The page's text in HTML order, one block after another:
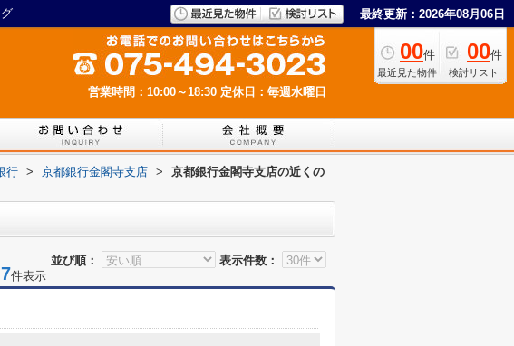
最終更新：2026年08月06日
00件
最近見た物件
00件
検討リスト
営業時間：10:00～18:30 定休日：毎週水曜日
行 > 京都銀行金閣寺支店 >
京都銀行金閣寺支店の近くの
並び順：
表示件数：
件表示